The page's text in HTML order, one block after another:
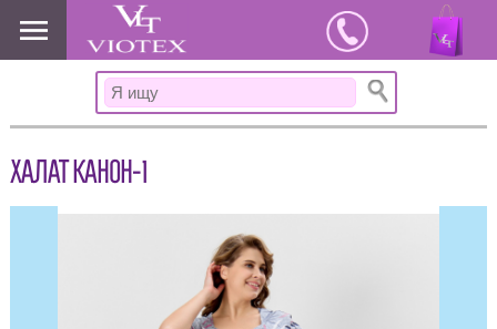
www.viotex37.ru
ХАЛАТ КАНОН-1